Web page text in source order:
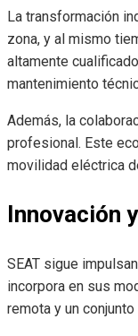
La transformación
zona, y al mismo
altamente
mantenimiento
Además, la
profesional. Este
movilidad eléctrica
Innovación
SEAT sigue
incorpora en sus
remota y un